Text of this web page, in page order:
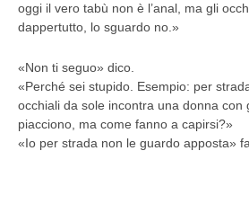
oggi il vero tabù non è l’anal, ma gli
dappertutto, lo sguardo no.»
«Non ti seguo» dico.
«Perché sei stupido. Esempio: per
occhiali da sole incontra una donna con
piacciono, ma come fanno a capirsi?»
«Io per strada non le guardo apposta» fa